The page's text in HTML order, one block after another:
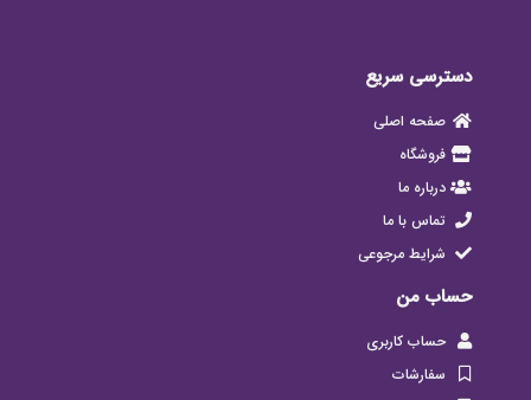
دسترسی سریع
صفحه اصلی
فروشگاه
درباره ما
تماس با ما
شرایط مرجوعی
حساب من
حساب کاربری
سفارشات